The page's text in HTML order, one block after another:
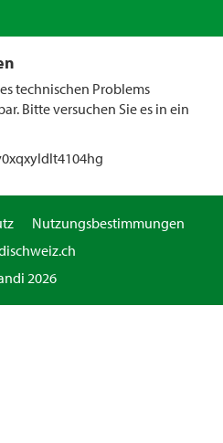
technischen Problems
Bitte versuchen Sie es in ein
Nutzungsbestimmungen
2026